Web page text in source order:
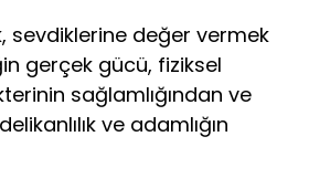
sevdiklerine değer vermek
gerçek gücü, fiziksel
sağlamlığından ve
ve adamlığın